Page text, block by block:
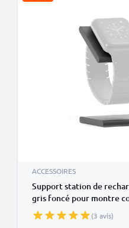
ACCESSOIRES
Support station de
gris foncé pour montre
10, 9, 8, 7, 6, 5, 4, 3, 2, 1,
42mm, 44mm, 45mm,
(3 avis)